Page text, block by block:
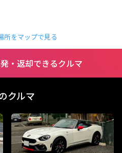
所をマップで見る
・返却できるクルマ
クルマ